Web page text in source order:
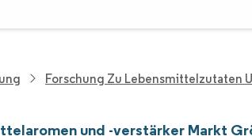
Forschung Zu Lebensmittelzutaten
und -verstärker Markt